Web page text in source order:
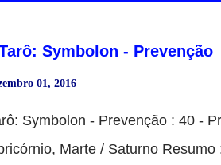
Symbolon - Prevenção
01, 2016
Symbolon - Prevenção : 40 -
Marte / Saturno Resumo